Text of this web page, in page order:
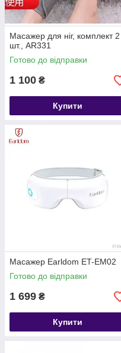
Масажер для ніг, комплект 2
шт., AR331
Готово до відправки
1 100 ₴
Купити
Масажер Earldom ET-EM02
Готово до відправки
1 699 ₴
Купити